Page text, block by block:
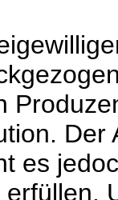
Der
es